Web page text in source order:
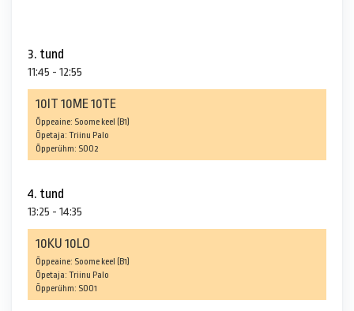
3. tund
11:45 - 12:55
10IT 10ME 10TE
Õppeaine: Soome keel (B1)
Õpetaja: Triinu Palo
Õpperühm: SOO2
4. tund
13:25 - 14:35
10KU 10LO
Õppeaine: Soome keel (B1)
Õpetaja: Triinu Palo
Õpperühm: SOO1